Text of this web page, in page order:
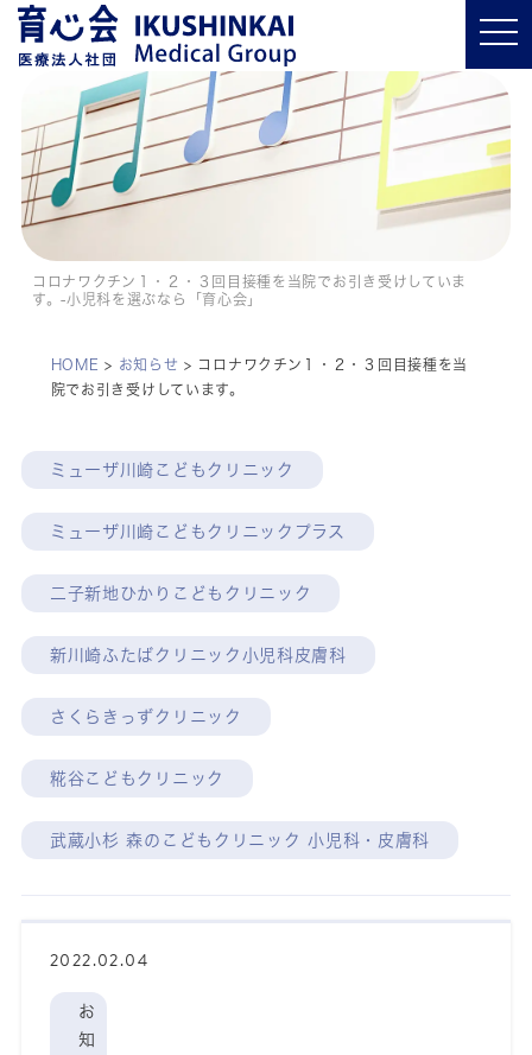
t
o
l
n
a
v
i
コロナワクチン１・２・３回目接種を当院でお引き受けしていま
す。-小児科を選ぶなら「育心会」
HOME > お知らせ > コロナワクチン１・２・３回目接種を当
院でお引き受けしています。
ミューザ川崎こどもクリニック
ミューザ川崎こどもクリニックプラス
二子新地ひかりこどもクリニック
新川崎ふたばクリニック小児科皮膚科
さくらきっずクリニック
糀谷こどもクリニック
武蔵小杉 森のこどもクリニック 小児科・皮膚科
2022.02.04
お
知